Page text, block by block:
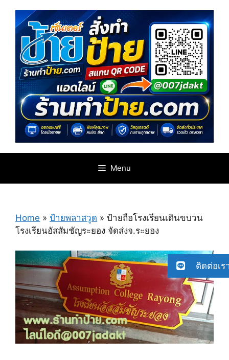
content
Menu
Home » ป้ายพลาสวูด » ป้ายถือโรงเรียนเดินขบวน
โรงเรียนอัสสัมชัญระยอง จัดส่งจ.ระยอง
ติดต่อเร